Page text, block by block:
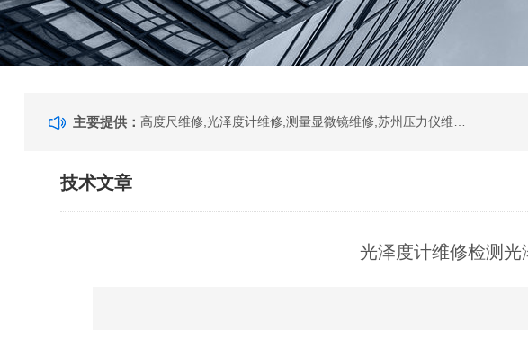
主要提供：
技术文章
光泽度计维修检测